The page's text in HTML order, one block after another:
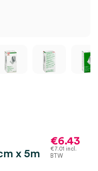
x 5m
€6.43
€7.01 incl.
BTW